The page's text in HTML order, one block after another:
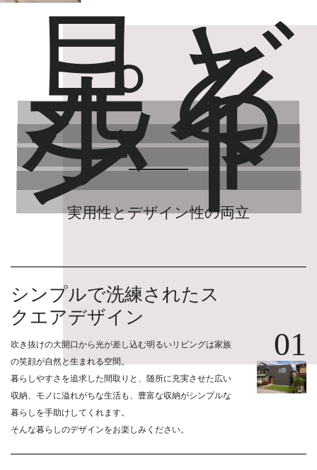
見ど
ころ
ポイ
ント
実用性とデザイン性の両立
シンプルで洗練されたス
クエアデザイン
吹き抜けの大開口から光が差し込む明るいリビングは家族
の笑顔が自然と生まれる空間。
暮らしやすさを追求した間取りと、随所に充実させた広い
収納、モノに溢れがちな生活も、豊富な収納がシンプルな
暮らしを手助けしてくれます。
そんな暮らしのデザインをお楽しみください。
01